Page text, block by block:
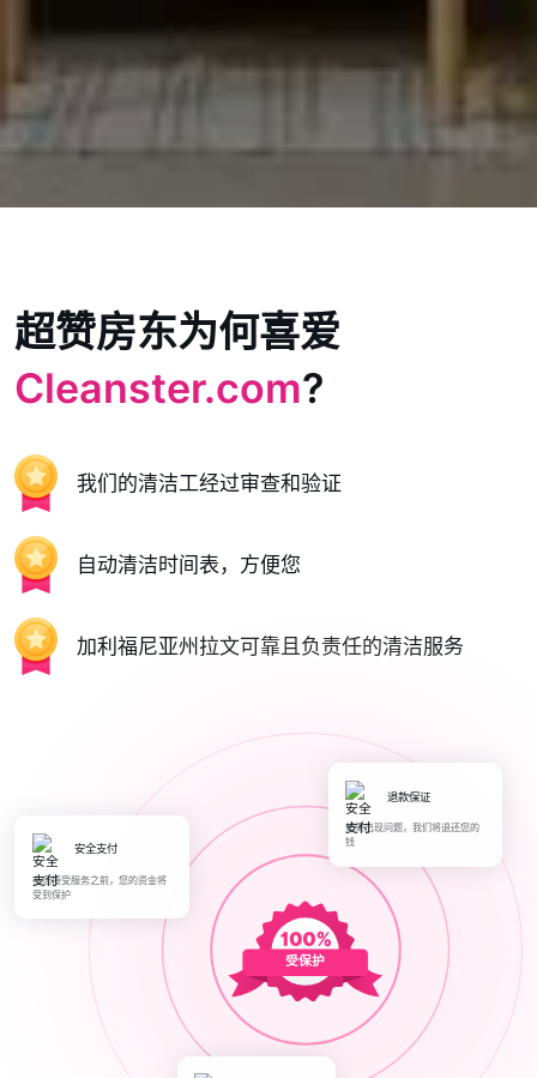
超赞房东为何喜爱
Cleanster.com?
我们的清洁工经过审查和验证
自动清洁时间表，方便您
加利福尼亚州拉文可靠且负责任的清洁服务
受保护
安全支付
在您接受服务之前，您的资金将
受到保护
退款保证
如果出现问题，我们将退还您的
钱